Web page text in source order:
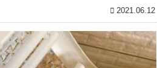
2021.06.12